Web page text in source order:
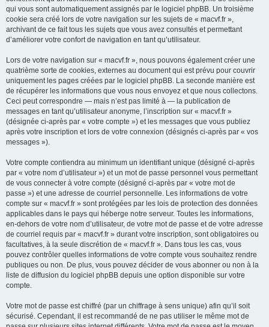
qui vous sont automatiquement assignés par le logiciel phpBB. Un troisième
cookie sera créé lors de votre navigation sur les sujets de « macvf.fr »,
archivant de ce fait tous les sujets que vous avez consultés et permettant
d’améliorer votre confort de navigation en tant qu’utilisateur.
Lors de votre navigation sur « macvf.fr », nous pouvons également créer une
quatrième sorte de cookies, externes au document qui est prévu pour couvrir
uniquement les pages créées par le logiciel phpBB. La seconde manière est
de récupérer les informations que vous nous envoyez et que nous collectons.
Ceci peut correspondre — mais n’est pas limité à — la publication de
messages en tant qu’utilisateur anonyme, l’inscription sur « macvf.fr »
(désignée ci-après par « votre compte ») et les messages que vous publiez
après votre inscription et lors de votre connexion (désignés ci-après par « vos
messages »).
Votre compte contiendra au minimum un identifiant unique (désigné ci-après
par « votre nom d’utilisateur ») et un mot de passe personnel vous permettant
de vous connecter à votre compte (désigné ci-après par « votre mot de
passe ») et une adresse de courriel personnelle. Les informations de votre
compte sur « macvf.fr » sont protégées par les lois de protection des données
applicables dans le pays qui héberge notre serveur. Toutes les informations,
en-dehors de votre nom d’utilisateur, de votre mot de passe et de votre adresse
de courriel requis par « macvf.fr » durant votre inscription, sont obligatoires ou
facultatives, à la seule discrétion de « macvf.fr ». Dans tous les cas, vous
pouvez contrôler quelles informations de votre compte vous souhaitez rendre
publiques ou non. De plus, vous pouvez décider de vous abonner ou non à la
liste de diffusion du logiciel phpBB depuis une option disponible sur votre
compte.
Votre mot de passe est chiffré (par un chiffrage à sens unique) afin qu’il soit
sécurisé. Cependant, il est recommandé de ne pas utiliser le même mot de